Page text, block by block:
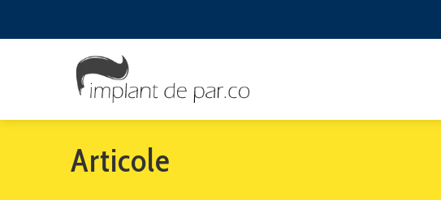
Articole